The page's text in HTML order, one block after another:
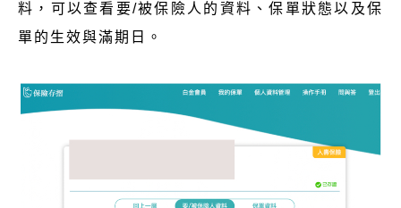
料，可以查看要/被保險人的資料、保單狀態以及保
單的生效與滿期日。